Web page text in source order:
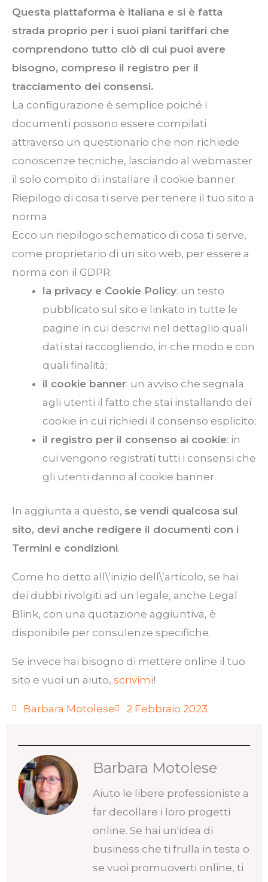
Questa piattaforma è italiana e si è fatta
strada proprio per i suoi piani tariffari che
comprendono tutto ciò di cui puoi avere
bisogno, compreso il registro per il
tracciamento dei consensi.
La configurazione è semplice poiché i
documenti possono essere compilati
attraverso un questionario che non richiede
conoscenze tecniche, lasciando al webmaster
il solo compito di installare il cookie banner.
Riepilogo di cosa ti serve per tenere il tuo sito a
norma
Ecco un riepilogo schematico di cosa ti serve,
come proprietario di un sito web, per essere a
norma con il GDPR:
la privacy e Cookie Policy: un testo
pubblicato sul sito e linkato in tutte le
pagine in cui descrivi nel dettaglio quali
dati stai raccogliendo, in che modo e con
quali finalità;
il cookie banner: un avviso che segnala
agli utenti il fatto che stai installando dei
cookie in cui richiedi il consenso esplicito;
il registro per il consenso ai cookie: in
cui vengono registrati tutti i consensi che
gli utenti danno al cookie banner.
In aggiunta a questo, se vendi qualcosa sul
sito, devi anche redigere il documenti con i
Termini e condizioni.
Come ho detto all\’inizio dell\’articolo, se hai
dei dubbi rivolgiti ad un legale, anche Legal
Blink, con una quotazione aggiuntiva, è
disponibile per consulenze specifiche.
Se invece hai bisogno di mettere online il tuo
sito e vuoi un aiuto, scrivimi!
Barbara Motolese 2 Febbraio 2023
Barbara Motolese
Aiuto le libere professioniste a
far decollare i loro progetti
online. Se hai un'idea di
business che ti frulla in testa o
se vuoi promuoverti online, ti